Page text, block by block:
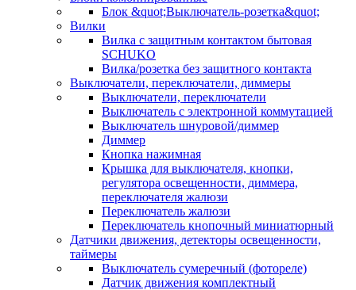
Блок &quot;Выключатель-розетка&quot;
Вилки
Вилка с защитным контактом бытовая
SCHUKO
Вилка/розетка без защитного контакта
Выключатели, переключатели, диммеры
Выключатели, переключатели
Выключатель с электронной коммутацией
Выключатель шнуровой/диммер
Диммер
Кнопка нажимная
Крышка для выключателя, кнопки,
регулятора освещенности, диммера,
переключателя жалюзи
Переключатель жалюзи
Переключатель кнопочный миниатюрный
Датчики движения, детекторы освещенности,
таймеры
Выключатель сумеречный (фотореле)
Датчик движения комплектный